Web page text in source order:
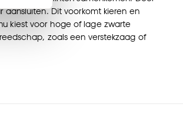
Dit voorkomt kieren en
kiest voor hoge of lage zwarte
zoals een verstekzaag of